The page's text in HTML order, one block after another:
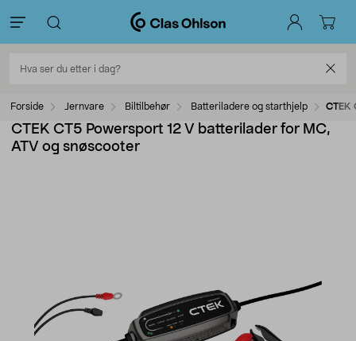
Forside Jernvare Biltilbehør Batteriladere og starthjelp CTEK
CTEK CT5 Powersport 12 V batterilader for MC,
ATV og snøscooter